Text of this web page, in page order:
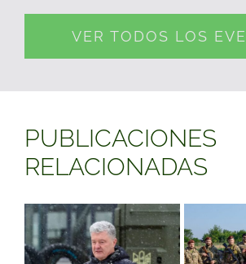
VER TODOS LOS
PUBLICACIONES
RELACIONADAS